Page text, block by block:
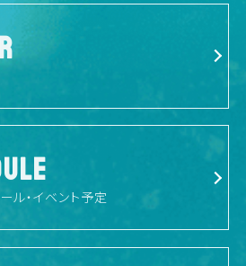
ル・イベント予定